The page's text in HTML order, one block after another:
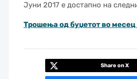
Јуни 2017 е достапно на
Трошења од буџетот во
Share on X